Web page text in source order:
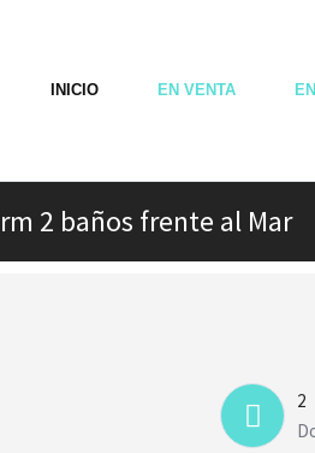
INICIO EN VENTA
2 baños frente al Mar
2